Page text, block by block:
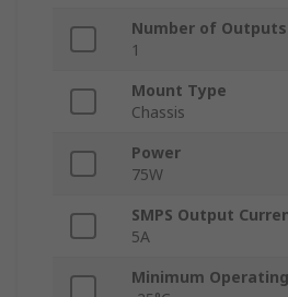
Number of Outputs
1
Mount Type
Chassis
Power
75W
SMPS Output
5A
Minimum